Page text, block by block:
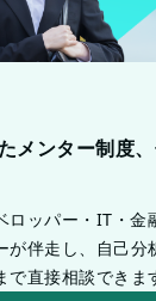
メンター制度
ロッパー・IT・金
が伴走し、自己分
直接相談できま